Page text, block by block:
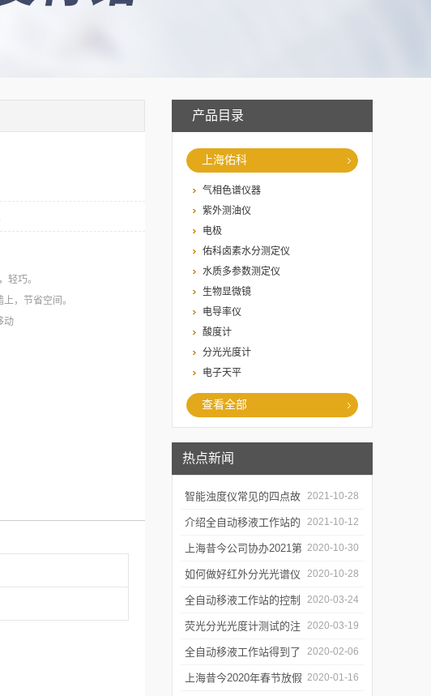
产品目录
上海佑科
气相色谱仪器
紫外测油仪
电极
佑科卤素水分测定仪
水质多参数测定仪
生物显微镜
电导率仪
酸度计
分光光度计
电子天平
查看全部
热点新闻
智能浊度仪常见的四点故
障
2021-10-28
介绍全自动移液工作站的
三种移液方式
2021-10-12
上海昔今公司协办2021第
二届上海沪助科研圈发展
年会
2020-10-30
如何做好红外分光光谱仪
的防潮工作
2020-10-28
全自动移液工作站的控制
软件有哪些特点
2020-03-24
荧光分光光度计测试的注
意事项有哪些
2020-03-19
全自动移液工作站得到了
广泛的应用
2020-02-06
上海昔今2020年春节放假 2020-01-16
轻巧。
，节省空间。
动